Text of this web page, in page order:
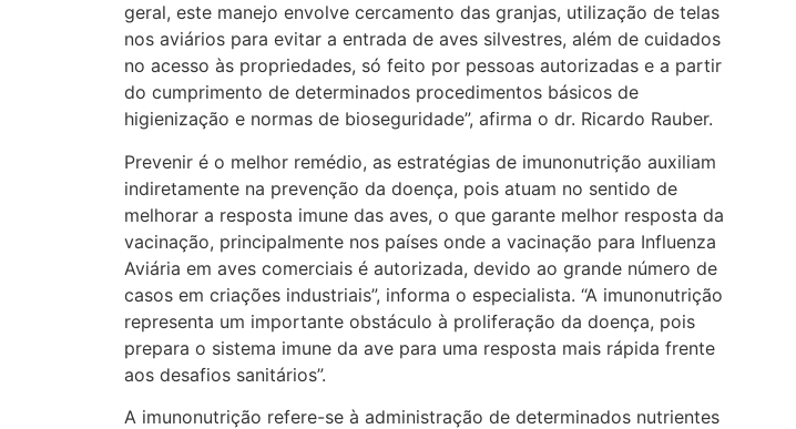
geral, este manejo envolve cercamento das granjas, utilização de telas
nos aviários para evitar a entrada de aves silvestres, além de cuidados
no acesso às propriedades, só feito por pessoas autorizadas e a partir
do cumprimento de determinados procedimentos básicos de
higienização e normas de bioseguridade”, afirma o dr. Ricardo Rauber.
Prevenir é o melhor remédio, as estratégias de imunonutrição auxiliam
indiretamente na prevenção da doença, pois atuam no sentido de
melhorar a resposta imune das aves, o que garante melhor resposta da
vacinação, principalmente nos países onde a vacinação para Influenza
Aviária em aves comerciais é autorizada, devido ao grande número de
casos em criações industriais”, informa o especialista. “A imunonutrição
representa um importante obstáculo à proliferação da doença, pois
prepara o sistema imune da ave para uma resposta mais rápida frente
aos desafios sanitários”.
A imunonutrição refere-se à administração de determinados nutrientes